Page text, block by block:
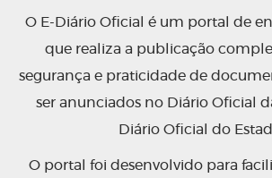
O E-Diário Oficial é um portal de
que realiza a publicação
segurança e praticidade de
ser anunciados no Diário Oficial
Diário Oficial do
O portal foi desenvolvido para